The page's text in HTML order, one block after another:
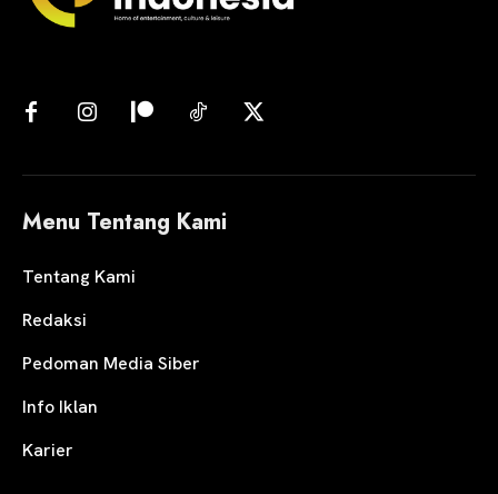
Menu Tentang Kami
Tentang Kami
Redaksi
Pedoman Media Siber
Info Iklan
Karier